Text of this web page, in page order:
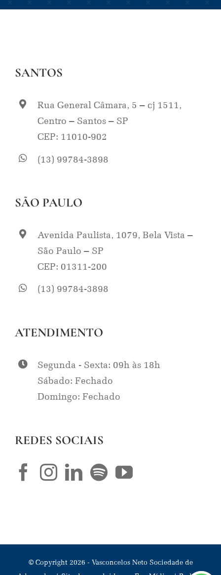
SANTOS
Rua General Câmara, 5 – cj 1511,
Centro – Santos – SP
CEP: 11010-902
(13) 99784-3898
SÃO PAULO
Avenida Paulista, 1079, Bela Vista –
São Paulo – SP
CEP: 01311-200
(13) 99784-3898
ATENDIMENTO
Segunda - Sexta: 09h às 18h
Sábado: Fechado
Domingo: Fechado
REDES SOCIAIS
© Copyright 2026 - Vasconcelos Neto Sociedade de